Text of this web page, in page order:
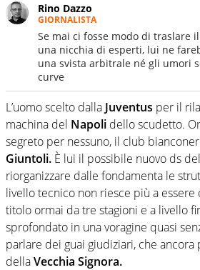
Rino Dazzo
GIORNALISTA
Se mai ci fosse modo di traslare
una nicchia di esperti, lui ne
una svista arbitrale né gli umori
curve
L’uomo scelto dalla Juventus per il
machina del Napoli dello scudetto.
segreto per nessuno, il club
Giuntoli. È lui il possibile nuovo ds
riorganizzare dalle fondamenta le
livello tecnico non riesce più a
titolo ormai da tre stagioni e a livello
sprofondato in una voragine quasi
parlare dei guai giudiziari, che
dellaVecchia Signora.